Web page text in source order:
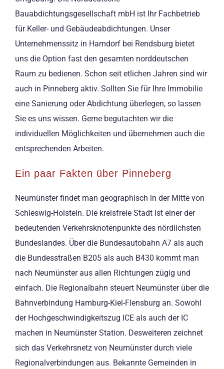
Bauabdichtungsgesellschaft mbH ist Ihr Fachbetrieb
für Keller- und Gebäudeabdichtungen. Unser
Unternehmenssitz in Hamdorf bei Rendsburg bietet
uns die Option fast den gesamten norddeutschen
Raum zu bedienen. Schon seit etlichen Jahren sind wir
auch in Pinneberg aktiv. Sollten Sie für Ihre Immobilie
eine Sanierung oder Abdichtung überlegen, so lassen
Sie es uns wissen. Gerne begutachten wir die
individuellen Möglichkeiten und übernehmen auch die
entsprechenden Arbeiten.
Ein paar Fakten über Pinneberg
Neumünster findet man geographisch in der Mitte von
Schleswig-Holstein. Die kreisfreie Stadt ist einer der
bedeutenden Verkehrsknotenpunkte des nördlichsten
Bundeslandes. Über die Bundesautobahn A7 als auch
die Bundesstraßen B205 als auch B430 kommt man
nach Neumünster aus allen Richtungen zügig und
einfach. Die Regionalbahn steuert Neumünster über die
Bahnverbindung Hamburg-Kiel-Flensburg an. Sowohl
der Hochgeschwindigkeitszug ICE als auch der IC
machen in Neumünster Station. Desweiteren zeichnet
sich das Verkehrsnetz von Neumünster durch viele
Regionalverbindungen aus. Bekannte Gemeinden in